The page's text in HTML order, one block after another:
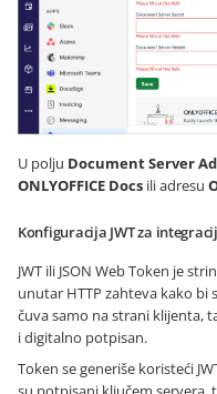
U polju Document Server
ONLYOFFICE Docs ili adresu
Konfiguracija JWT za
JWT ili JSON Web Token je
unutar HTTP zahteva kako bi
čuva samo na strani klijenta,
i digitalno potpisan.
Token se generiše koristeći